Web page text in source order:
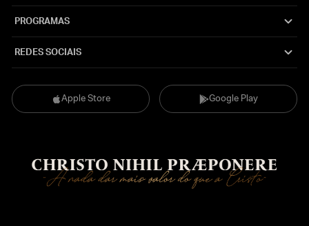
Apple Store Google Play
PROGRAMAS
REDES SOCIAIS